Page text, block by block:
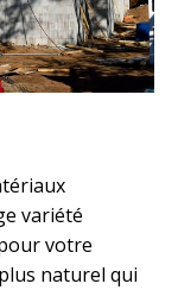
variété
votre
naturel qui